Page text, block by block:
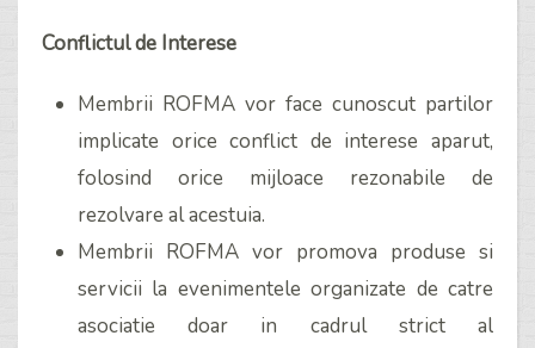
Conflictul de Interese
Membrii ROFMA vor face cunoscut partilor
implicate orice conflict de interese aparut,
folosind orice mijloace rezonabile de
rezolvare al acestuia.
Membrii ROFMA vor promova produse si
servicii la evenimentele organizate de catre
asociatie doar in cadrul strict al